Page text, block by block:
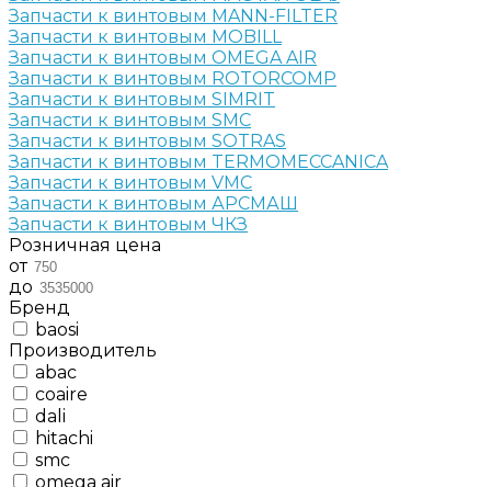
Запчасти к винтовым MANN-FILTER
Запчасти к винтовым MOBILL
Запчасти к винтовым OMEGA AIR
Запчасти к винтовым ROTORCOMP
Запчасти к винтовым SIMRIT
Запчасти к винтовым SMC
Запчасти к винтовым SOTRAS
Запчасти к винтовым TERMOMECCANICA
Запчасти к винтовым VMC
Запчасти к винтовым АРСМАШ
Запчасти к винтовым ЧКЗ
Розничная цена
от
до
Бренд
baosi
Производитель
abac
coaire
dali
hitachi
smc
omega air